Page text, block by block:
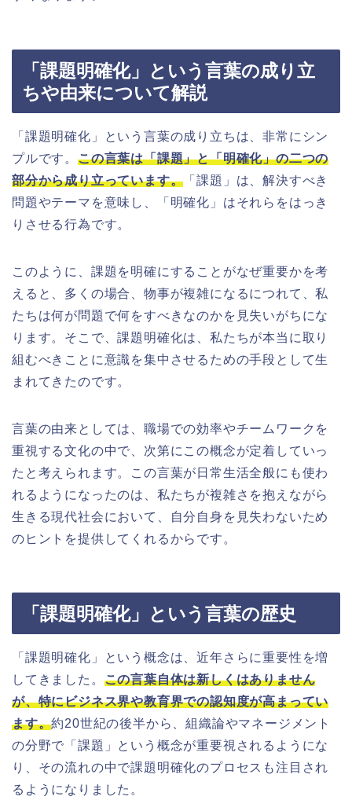
「課題明確化」という言葉の成り立
ちや由来について解説
「課題明確化」という言葉の成り立ちは、非常にシン
プルです。 この言葉は「課題」と「明確化」の二つの
部分から成り立っています。 「課題」は、解決すべき
問題やテーマを意味し、「明確化」はそれらをはっき
りさせる行為です。
このように、課題を明確にすることがなぜ重要かを考
えると、多くの場合、物事が複雑になるにつれて、私
たちは何が問題で何をすべきなのかを見失いがちにな
ります。そこで、課題明確化は、私たちが本当に取り
組むべきことに意識を集中させるための手段として生
まれてきたのです。
言葉の由来としては、職場での効率やチームワークを
重視する文化の中で、次第にこの概念が定着していっ
たと考えられます。この言葉が日常生活全般にも使わ
れるようになったのは、私たちが複雑さを抱えながら
生きる現代社会において、自分自身を見失わないため
のヒントを提供してくれるからです。
「課題明確化」という言葉の歴史
「課題明確化」という概念は、近年さらに重要性を増
してきました。 この言葉自体は新しくはありません
が、特にビジネス界や教育界での認知度が高まってい
ます。約20世紀の後半から、組織論やマネージメント
の分野で「課題」という概念が重要視されるようにな
り、その流れの中で課題明確化のプロセスも注目され
るようになりました。